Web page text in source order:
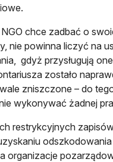
chce zadbać o
nie powinna liczyć na
gdyż przysługują
zostało
zniszczone – do
wykonywać żadnej
restrykcyjnych
organizacje